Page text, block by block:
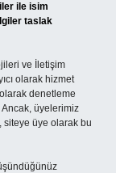
ile isim
taslak
ve İletişim
olarak hizmet
denetleme
Ancak, üyelerimiz
siteye üye olarak bu